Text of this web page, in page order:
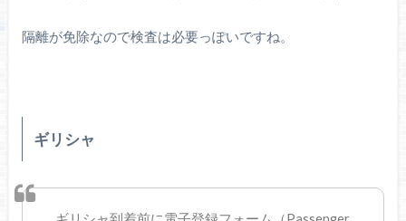
隔離が免除なので検査は必要っぽいですね。
ギリシャ